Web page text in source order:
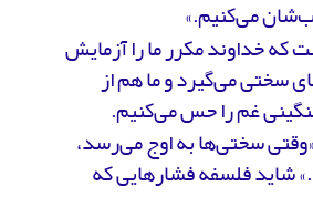
می‌کنیم.»
که خداوند مکرر ما را آزمایش
سختی می‌گیرد و ما هم از
غم را حس می‌کنیم.
سختی‌ها به اوج می‌رسد،
شاید فلسفه فشارهایی که